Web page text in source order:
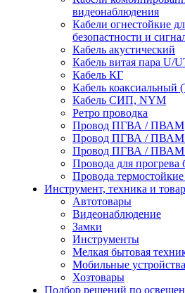
видеонаблюдения
Кабели огнестойкие
безопастности и
Кабель акустический
Кабель витая пара U/
Кабель КГ
Кабель коаксиальный
Кабель СИП, NYM
Ретро проводка
Провод ПГВА / ПВАМ
Провод ПГВА / ПВАМ
Провод ПГВА /
Провода для
Провода
Инструмент, техника и
Автотовары
Видеонаблюдение
Замки
Инструменты
Мелкая бытовая
Мобильные
Хозтовары
Подбор решений по